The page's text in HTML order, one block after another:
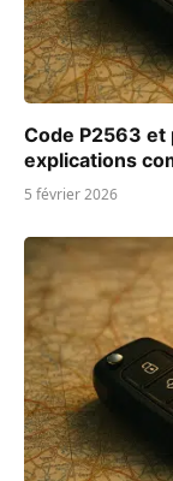
Code P2563
explications
5 février 2026